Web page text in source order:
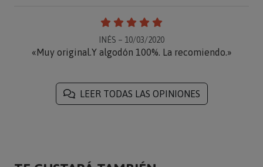
INÉS – 10/03/2020
«Muy original.Y algodón 100%. La recomiendo.»